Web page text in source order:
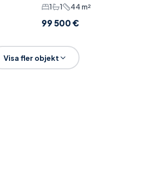
1
1 44 m²
99 500 €
Visa fler objekt